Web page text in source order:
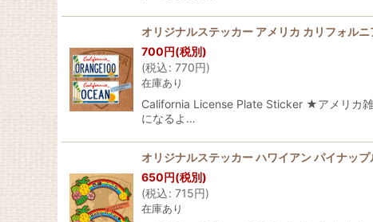
オリジナルステッカー アメリカ カリフォル
700円(税別)
(税込: 770円)
在庫あり
California License Plate Sticker ★アメリカ
になるよ…
オリジナルステッカー ハワイアン パイナッ
650円(税別)
(税込: 715円)
在庫あり